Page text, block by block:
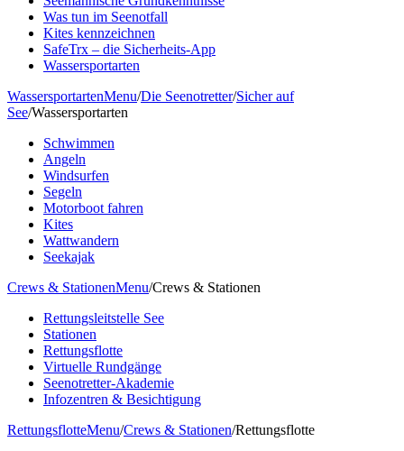
Was tun im Seenotfall
Kites kennzeichnen
SafeTrx – die Sicherheits-App
Wassersportarten
WassersportartenMenu/Die Seenotretter/Sicher auf
See/Wassersportarten
Schwimmen
Angeln
Windsurfen
Segeln
Motorboot fahren
Kites
Wattwandern
Seekajak
Crews & StationenMenu/Crews & Stationen
Rettungsleitstelle See
Stationen
Rettungsflotte
Virtuelle Rundgänge
Seenotretter-Akademie
Infozentren & Besichtigung
RettungsflotteMenu/Crews & Stationen/Rettungsflotte